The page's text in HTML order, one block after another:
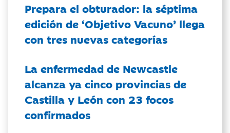
Prepara el obturador: la séptima
edición de ‘Objetivo Vacuno’ llega
con tres nuevas categorías
La enfermedad de Newcastle
alcanza ya cinco provincias de
Castilla y León con 23 focos
confirmados